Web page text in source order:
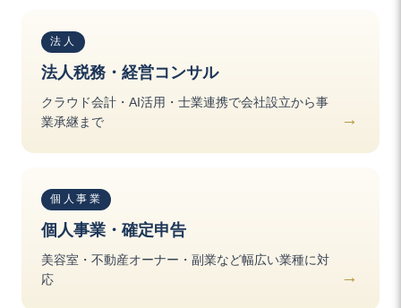
法人
法人税務・経営コンサル
クラウド会計・AI活用・士業連携で会社設立から事
業承継まで
個人事業
個人事業・確定申告
美容室・不動産オーナー・副業など幅広い業種に対
応